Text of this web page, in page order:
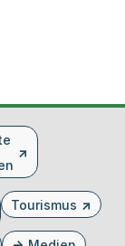
Tourismus